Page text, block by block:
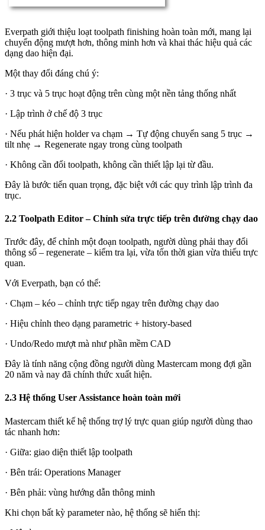
Everpath giới thiệu loạt toolpath finishing hoàn toàn mới, mang lại
chuyển động mượt hơn, thông minh hơn và khai thác hiệu quả các
dạng dao hiện đại.
Một thay đổi đáng chú ý:
· 3 trục và 5 trục hoạt động trên cùng một nền tảng thống nhất
· Lập trình ở chế độ 3 trục
· Nếu phát hiện holder va chạm → Tự động chuyển sang 5 trục →
tilt nhẹ → Regenerate ngay trong cùng toolpath
· Không cần đổi toolpath, không cần thiết lập lại từ đầu.
Đây là bước tiến quan trọng, đặc biệt với các quy trình lập trình đa
trục.
2.2 Toolpath Editor – Chỉnh sửa trực tiếp trên đường chạy dao
Trước đây, để chỉnh một đoạn toolpath, người dùng phải thay đổi
thông số – regenerate – kiểm tra lại, vừa tốn thời gian vừa thiếu trực
quan.
Với Everpath, bạn có thể:
· Chạm – kéo – chỉnh trực tiếp ngay trên đường chạy dao
· Hiệu chỉnh theo dạng parametric + history-based
· Undo/Redo mượt mà như phần mềm CAD
Đây là tính năng cộng đồng người dùng Mastercam mong đợi gần
20 năm và nay đã chính thức xuất hiện.
2.3 Hệ thống User Assistance hoàn toàn mới
Mastercam thiết kế hệ thống trợ lý trực quan giúp người dùng thao
tác nhanh hơn:
· Giữa: giao diện thiết lập toolpath
· Bên trái: Operations Manager
· Bên phải: vùng hướng dẫn thông minh
Khi chọn bất kỳ parameter nào, hệ thống sẽ hiển thị: